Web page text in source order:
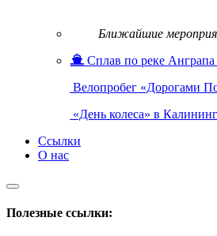
Ближайшие
Сплав по реке Анграпа
Велопробег «Дорогами
«День колеса» в
Ссылки
О нас
Полезные ссылки: